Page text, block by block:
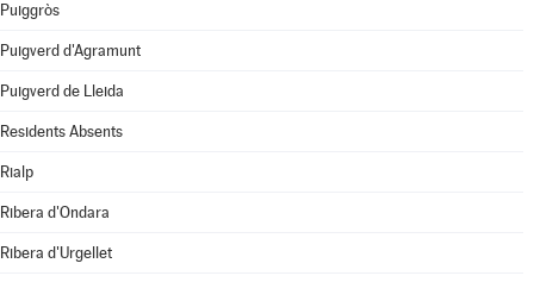
Puiggròs
Puigverd d'Agramunt
Puigverd de Lleida
Residents Absents
Rialp
Ribera d'Ondara
Ribera d'Urgellet